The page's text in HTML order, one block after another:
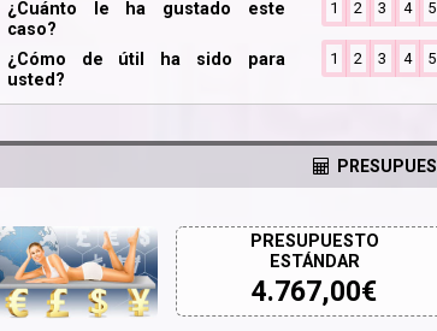
¿Cuánto le ha gustado este
caso?
1 2 3 4 5
¿Cómo de útil ha sido para
usted?
1 2 3 4 5
PRESUPUESTO
ESTÁNDAR
4.767,00€